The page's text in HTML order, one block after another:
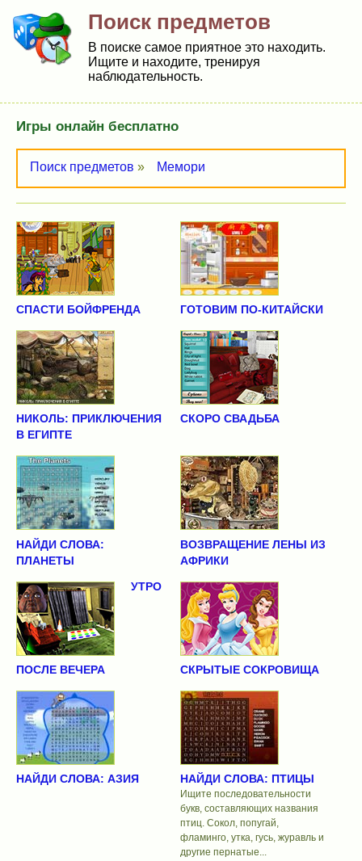
Поиск предметов
В поиске самое приятное это находить.
Ищите и находите, тренируя
наблюдательность.
Игры онлайн бесплатно
Поиск предметов » Мемори
СПАСТИ БОЙФРЕНДА ГОТОВИМ ПО-КИТАЙСКИ
НИКОЛЬ: ПРИКЛЮЧЕНИЯ
В ЕГИПТЕ
СКОРО СВАДЬБА
НАЙДИ СЛОВА:
ПЛАНЕТЫ
ВОЗВРАЩЕНИЕ ЛЕНЫ ИЗ
АФРИКИ
УТРО
ПОСЛЕ ВЕЧЕРА СКРЫТЫЕ СОКРОВИЩА
НАЙДИ СЛОВА: АЗИЯ НАЙДИ СЛОВА: ПТИЦЫ
Ищите последовательности
букв, составляющих названия
птиц. Сокол, попугай,
фламинго, утка, гусь, журавль и
другие пернатые...